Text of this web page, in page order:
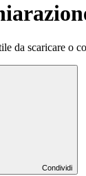
da scaricare o
Condividi